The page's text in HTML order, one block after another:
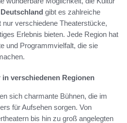
Deutschland gibt es zahlreiche
nur verschiedene Theaterstücke,
Erlebnis bieten. Jede Region hat
und Programmvielfalt, die sie
verschiedenen Regionen
sich charmante Bühnen, die im
für Aufsehen sorgen. Von
bis hin zu groß angelegten